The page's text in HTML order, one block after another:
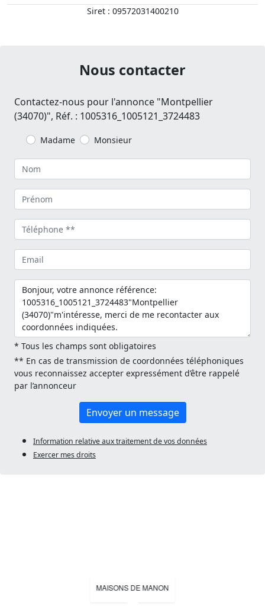
Siret : 09572031400210
Nous contacter
Contactez-nous pour l'annonce "Montpellier
(34070)", Réf. : 1005316_1005121_3724483
Madame Monsieur
* Tous les champs sont obligatoires
** En cas de transmission de coordonnées téléphoniques
vous reconnaissez accepter expressément d’être rappelé
par l’annonceur
Envoyer un message
Information relative aux traitement de vos données
Exercer mes droits
MAISONS DE MANON